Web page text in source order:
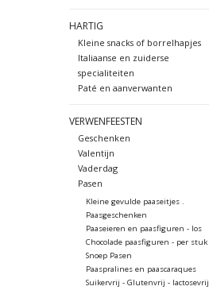
HARTIG
Kleine snacks of borrelhapjes
Italiaanse en zuiderse
specialiteiten
Paté en aanverwanten
VERWENFEESTEN
Geschenken
Valentijn
Vaderdag
Pasen
Kleine gevulde paaseitjes .
Paasgeschenken
Paaseieren en paasfiguren - los
Chocolade paasfiguren - per stuk
Snoep Pasen
Paaspralines en paascaraques
Suikervrij - Glutenvrij - lactosevrij